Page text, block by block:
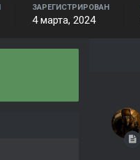
ЗАРЕГИСТРИРОВАН
4 марта, 2024